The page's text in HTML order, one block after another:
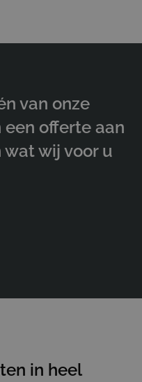
van onze
een offerte aan
wij voor u
in heel